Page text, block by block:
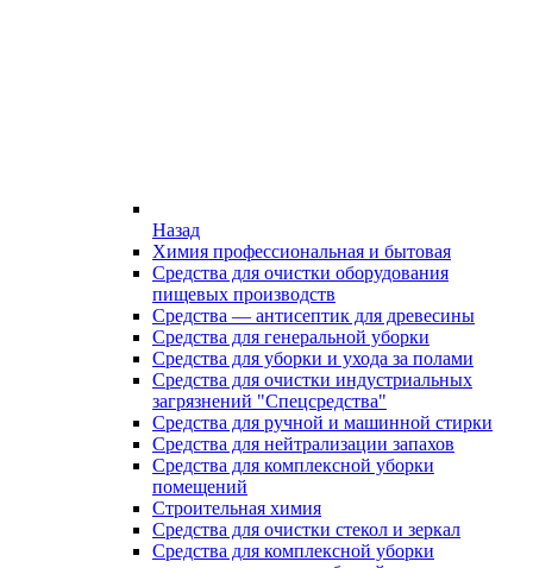
Назад
Химия профессиональная и бытовая
Средства для очистки оборудования
пищевых производств
Средства — антисептик для древесины
Средства для генеральной уборки
Средства для уборки и ухода за полами
Средства для очистки индустриальных
загрязнений "Спецсредства"
Средства для ручной и машинной стирки
Средства для нейтрализации запахов
Средства для комплексной уборки
помещений
Строительная химия
Средства для очистки стекол и зеркал
Средства для комплексной уборки